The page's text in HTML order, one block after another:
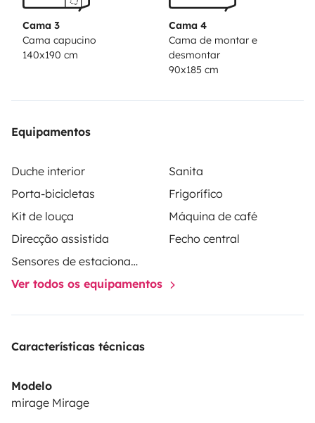
moustiquaires et occultants.
Facile à conduire et bien
entretenu, il est également équipé d'amortisseurs
pneumatiques pour un confort de route, GPS spécial
camping-car, il vous permettra d’explorer les plus
moi pour en savoir plus !
Cama 3
Cama capucino
140x190 cm
Cama 4
Cama de montar e
desmontar
90x185 cm
Equipamentos
Duche interior
Sanita
Porta-bicicletas
Frigorífico
Kit de louça
Máquina de café
Direcção assistida
Fecho central
Sensores de estacionamento
Ver todos os equipamentos
Características técnicas
Modelo
mirage Mirage